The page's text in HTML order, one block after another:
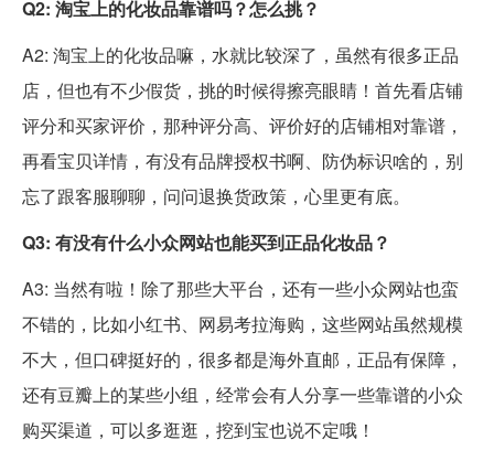
Q2: 淘宝上的化妆品靠谱吗？怎么挑？
A2: 淘宝上的化妆品嘛，水就比较深了，虽然有很多正品
店，但也有不少假货，挑的时候得擦亮眼睛！首先看店铺
评分和买家评价，那种评分高、评价好的店铺相对靠谱，
再看宝贝详情，有没有品牌授权书啊、防伪标识啥的，别
忘了跟客服聊聊，问问退换货政策，心里更有底。
Q3: 有没有什么小众网站也能买到正品化妆品？
A3: 当然有啦！除了那些大平台，还有一些小众网站也蛮
不错的，比如小红书、网易考拉海购，这些网站虽然规模
不大，但口碑挺好的，很多都是海外直邮，正品有保障，
还有豆瓣上的某些小组，经常会有人分享一些靠谱的小众
购买渠道，可以多逛逛，挖到宝也说不定哦！